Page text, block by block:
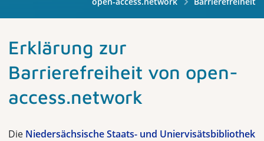
Erklärung zur
Barrierefreiheit von open-
access.network
Die Niedersächsische Staats- und Uniervisätsbibliothek